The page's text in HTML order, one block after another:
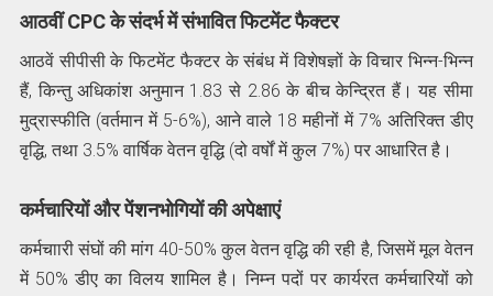
आठवीं CPC के संदर्भ में संभावित फिटमेंट फैक्टर
आठवें सीपीसी के फिटमेंट फैक्टर के संबंध में विशेषज्ञों के विचार भिन्न-भिन्न
हैं, किन्तु अधिकांश अनुमान 1.83 से 2.86 के बीच केन्द्रित हैं। यह सीमा
मुद्रास्फीति (वर्तमान में 5-6%), आने वाले 18 महीनों में 7% अतिरिक्त डीए
वृद्धि, तथा 3.5% वार्षिक वेतन वृद्धि (दो वर्षों में कुल 7%) पर आधारित है।
कर्मचारियों और पेंशनभोगियों की अपेक्षाएं
कर्मचाारी संघों की मांग 40-50% कुल वेतन वृद्धि की रही है, जिसमें मूल वेतन
में 50% डीए का विलय शामिल है। निम्‍न पदों पर कार्यरत कर्मचारियों को